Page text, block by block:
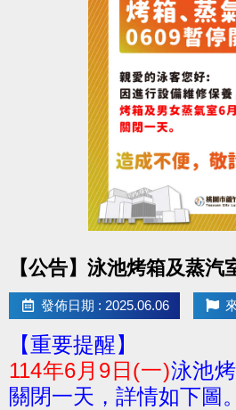
【公告】泳池烤箱及蒸汽
發佈日期 : 2025.06.06
【重要提醒】
114年6月9日(一)泳池
關閉一天，詳情如下圖。